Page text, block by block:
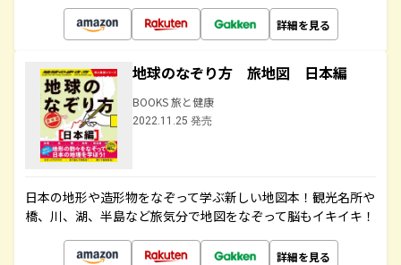
詳細を見る
地球のなぞり方 旅地図 日本編
BOOKS 旅と健康
2022.11.25 発売
日本の地形や造形物をなぞって学ぶ新しい地図本！観光名所や
橋、川、湖、半島など旅気分で地図をなぞって脳もイキイキ！
詳細を見る